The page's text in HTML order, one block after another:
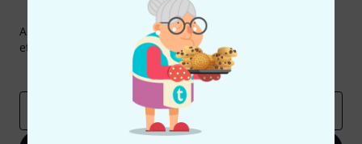
Thomann Newsletter
Abonniere den Thomann Newsletter und gewinne mit
etwas Glück einen von50 Gutscheinenüber jeweils
Inspirierende Beiträge
Deals